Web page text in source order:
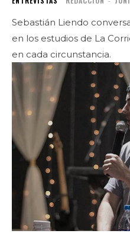
Sebastián Liendo
en los estudios de La
en cada circunstancia.